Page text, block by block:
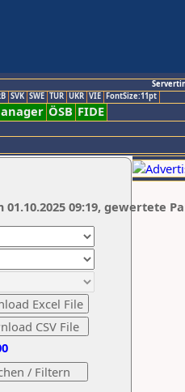
SVK SWE TUR UKR VIE FontSize:11pt
ÖSB FIDE
09:19, gewertete